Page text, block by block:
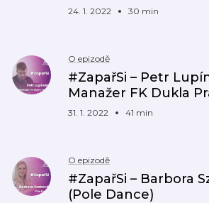
24. 1. 2022 30 min
O epizodě
#ZapařSi – Petr
Manažer FK Dukla
31. 1. 2022 41 min
O epizodě
#ZapařSi – Barbora
(Pole Dance)